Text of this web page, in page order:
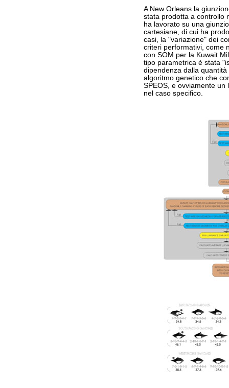
A New Orleans la
stata prodotta a controllo
ha lavorato su una
cartesiane, di cui ha
casi, la "variazione" dei
criteri performativi, come
con SOM per la Kuwait
tipo parametrica è stata
dipendenza dalla
algoritmo genetico che
SPEOS, e ovviamente un
nel caso specifico.